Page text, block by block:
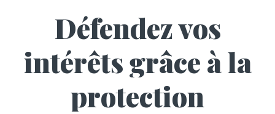
Défendez vos
intérêts grâce à la
protection